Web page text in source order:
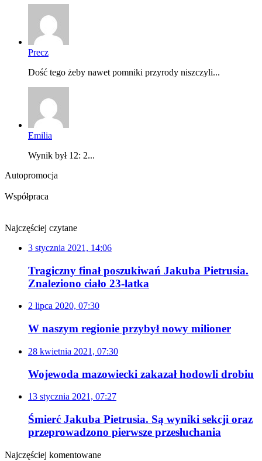
Precz
Dość tego żeby nawet pomniki przyrody niszczyli...
Emilia
Wynik był 12: 2...
Autopromocja
Współpraca
Najczęściej czytane
3 stycznia 2021, 14:06
Tragiczny finał poszukiwań Jakuba Pietrusia.
Znaleziono ciało 23-latka
2 lipca 2020, 07:30
W naszym regionie przybył nowy milioner
28 kwietnia 2021, 07:30
Wojewoda mazowiecki zakazał hodowli drobiu
13 stycznia 2021, 07:27
Śmierć Jakuba Pietrusia. Są wyniki sekcji oraz
przeprowadzono pierwsze przesłuchania
Najczęściej komentowane